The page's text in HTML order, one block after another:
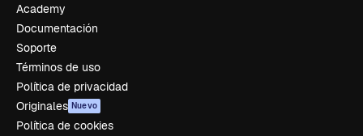
Academy
Documentación
Soporte
Términos de uso
Política de privacidad
Originales Nuevo
Política de cookies